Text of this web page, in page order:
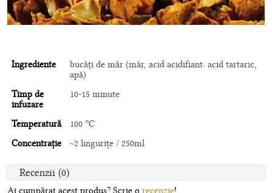
Ingrediente
bucăți de măr (măr, acid acidifiant: acid tartaric,
apă)
Timp de
infuzare
10-15 minute
Temperatură
100 °C
Concentrație
~2 linguriţe / 250ml
Recenzii (0)
Ai cumpărat acest produs? Scrie o recenzie!